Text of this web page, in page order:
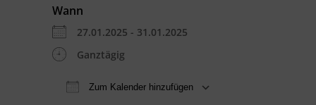
Wann
27.01.2025 - 31.01.2025
Ganztägig
Zum Kalender hinzufügen